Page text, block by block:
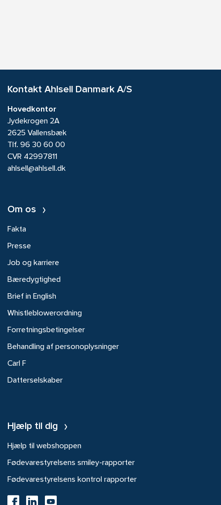
Kontakt Ahlsell Danmark A/S
Hovedkontor
Jydekrogen 2A
2625 Vallensbæk
Tlf. 96 30 60 00
CVR 42997811
ahlsell@ahlsell.dk
Om os
Fakta
Presse
Job og karriere
Bæredygtighed
Brief in English
Whistleblowerordning
Forretningsbetingelser
Behandling af personoplysninger
Carl F
Datterselskaber
Hjælp til dig
Hjælp til webshoppen
Fødevarestyrelsens smiley-rapporter
Fødevarestyrelsens kontrol rapporter